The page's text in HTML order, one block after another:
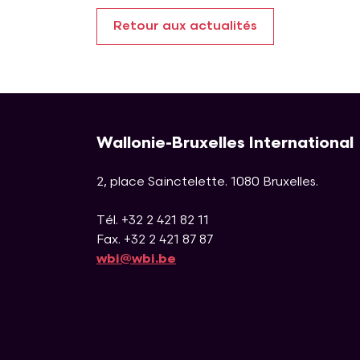
Retour aux actualités
Wallonie-Bruxelles International
2, place Sainctelette. 1080 Bruxelles.
Tél. +32 2 421 82 11
Fax. +32 2 421 87 87
wbi@wbi.be